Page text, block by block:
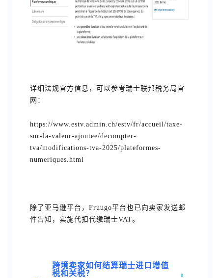
详细法规官方信息，可以参考瑞士联邦税务局官
网：
https://www.estv.admin.ch/estv/fr/accueil/taxe-
sur-la-valeur-ajoutee/decompter-
tva/modifications-tva-2025/plateformes-
numeriques.html
除了亚马逊平台，Fruugo平台也已向卖家发送邮
件告知，实施代扣代缴瑞士VAT。
跨境卖家如何结算瑞士进口增值
税和关税？